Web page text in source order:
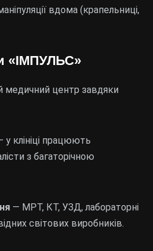
вдома (крапельниці,
«ІМПУЛЬС»
медичний центр завдяки
у клініці працюють
з багаторічною
— МРТ, КТ, УЗД, лабораторні
світових виробників.